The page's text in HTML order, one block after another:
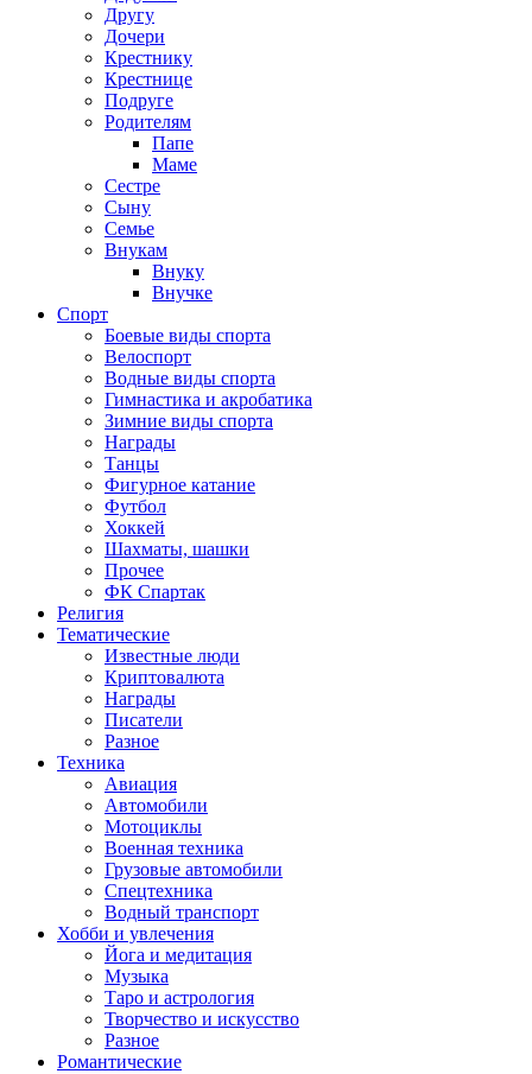
Другу
Дочери
Крестнику
Крестнице
Подруге
Родителям
Папе
Маме
Сестре
Сыну
Семье
Внукам
Внуку
Внучке
Спорт
Боевые виды спорта
Велоспорт
Водные виды спорта
Гимнастика и акробатика
Зимние виды спорта
Награды
Танцы
Фигурное катание
Футбол
Хоккей
Шахматы, шашки
Прочее
ФК Спартак
Религия
Тематические
Известные люди
Криптовалюта
Награды
Писатели
Разное
Техника
Авиация
Автомобили
Мотоциклы
Военная техника
Грузовые автомобили
Спецтехника
Водный транспорт
Хобби и увлечения
Йога и медитация
Музыка
Таро и астрология
Творчество и искусство
Разное
Романтические